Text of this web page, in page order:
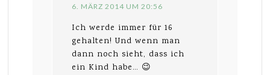
6. MÄRZ 2014 UM 20:56
Ich werde immer für 16
gehalten! Und wenn man
dann noch sieht, dass ich
ein Kind habe… 😉